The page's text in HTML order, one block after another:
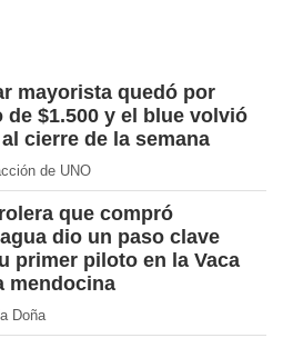
mayorista quedó por
de $1.500 y el blue volvió
cierre de la semana
de UNO
que compró
dio un paso clave
primer piloto en la Vaca
mendocina
Doña